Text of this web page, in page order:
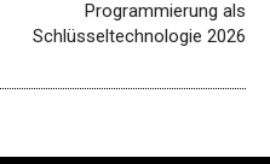
Programmierung als
Schlüsseltechnologie 2026